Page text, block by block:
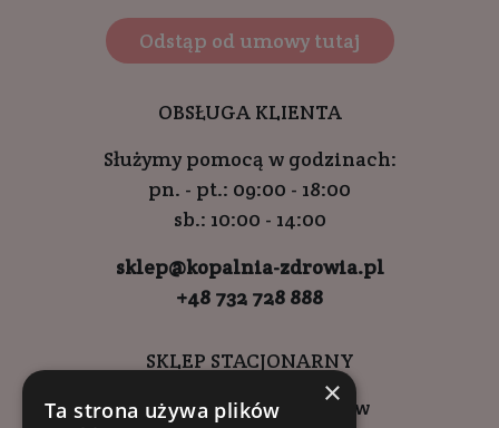
Odstąp od umowy tutaj
OBSŁUGA KLIENTA
Służymy pomocą w godzinach:
pn. - pt.: 09:00 - 18:00
sb.: 10:00 - 14:00
sklep@kopalnia-zdrowia.pl
+48 732 728 888
SKLEP STACJONARNY
ul. Wadowicka 6, Kraków
×
Ta strona używa plików